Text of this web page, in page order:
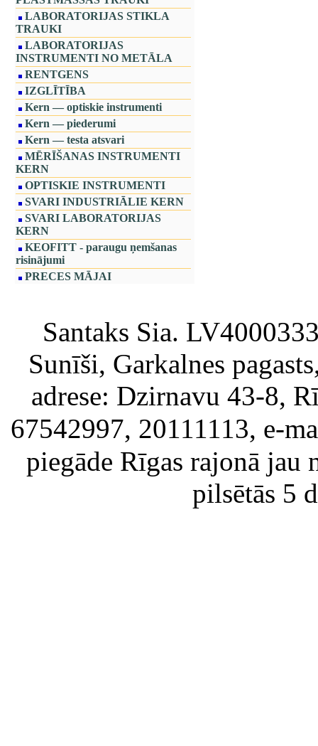
LABORATORIJAS STIKLA
TRAUKI
LABORATORIJAS
INSTRUMENTI NO METĀLA
RENTGENS
IZGLĪTĪBA
Kern — optiskie instrumenti
Kern — piederumi
Kern — testa atsvari
MĒRĪŠANAS INSTRUMENTI
KERN
OPTISKIE INSTRUMENTI
SVARI INDUSTRIĀLIE KERN
SVARI LABORATORIJAS
KERN
KEOFITT - paraugu ņemšanas
risinājumi
PRECES MĀJAI
Santaks Sia.
Sunīši, Garkalnes
adrese: Dzirnavu 43-8,
67542997, 20111113, e-
piegāde Rīgas rajonā jau
pilsētās 5